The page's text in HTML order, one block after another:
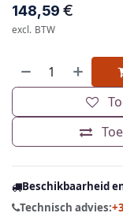
148,59 €
excl. BTW
Beschikbaarheid
Technisch advies: